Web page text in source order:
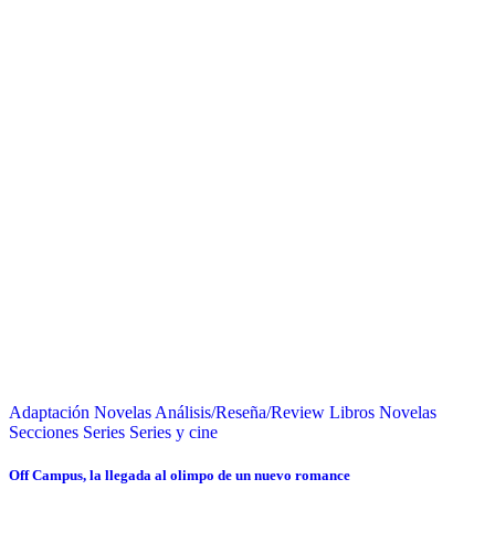
Adaptación Novelas Análisis/Reseña/Review Libros Novelas
Secciones Series Series y cine
Off Campus, la llegada al olimpo de un nuevo romance